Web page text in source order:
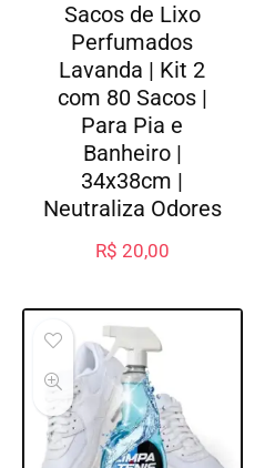
Sacos de Lixo
Perfumados
Lavanda | Kit 2
com 80 Sacos |
Para Pia e
Banheiro |
34x38cm |
Neutraliza Odores
R$ 20,00